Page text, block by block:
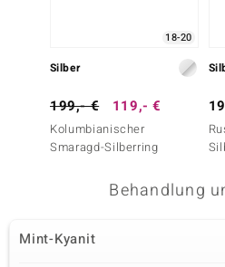
18-20
Silber
199,- € 119,- €
Kolumbianischer
Smaragd-Silberring
Behandlung
Mint-Kyanit